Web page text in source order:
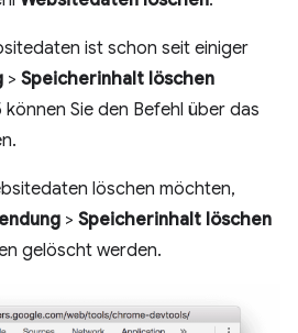
ist schon seit einiger
> Speicherinhalt löschen
Sie den Befehl über das
löschen möchten,
> Speicherinhalt löschen
gelöscht werden.